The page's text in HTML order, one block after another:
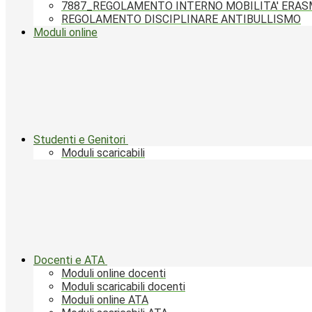
7887_REGOLAMENTO INTERNO MOBILITA'
REGOLAMENTO DISCIPLINARE ANTIBULLISMO
Moduli online
Studenti e Genitori
Moduli scaricabili
Docenti e ATA
Moduli online docenti
Moduli scaricabili docenti
Moduli online ATA